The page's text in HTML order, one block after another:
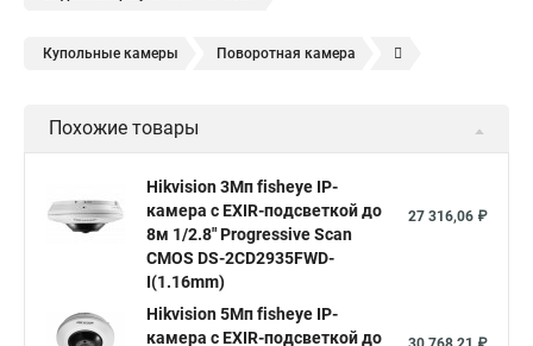
Купольные камеры Поворотная камера
Камера видеонаблюдения hikvision
Hikvision купить Hikvision уличная ip камера
Hikvision poe
Hikvision 2 8 mm Hikvision camera Hikvision 2cd1148 i b
Похожие товары
Hikvision 3Мп fisheye IP-
камера c EXIR-подсветкой до
8м 1/2.8" Progressive Scan
CMOS DS-2CD2935FWD-
I(1.16mm)
27 316,06 ₽
Hikvision 5Мп fisheye IP-
камера c EXIR-подсветкой до